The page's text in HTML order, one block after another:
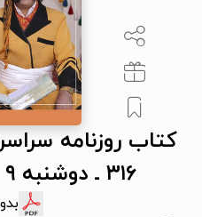
کتاب روزنامه
۳۱۶ ـ دوشنبه ۹ اسفندماه ۱۴۰۰